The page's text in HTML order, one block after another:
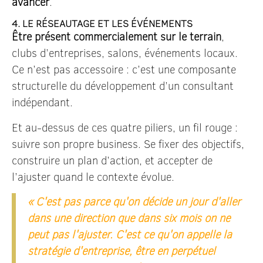
4. LE RÉSEAUTAGE ET LES ÉVÉNEMENTS
Être présent commercialement sur le terrain,
clubs d’entreprises, salons, événements locaux.
Ce n’est pas accessoire : c’est une composante
structurelle du développement d’un consultant
indépendant.
Et au-dessus de ces quatre piliers, un fil rouge :
suivre son propre business. Se fixer des objectifs,
construire un plan d’action, et accepter de
l’ajuster quand le contexte évolue.
« C'est pas parce qu'on décide un jour d'aller
dans une direction que dans six mois on ne
peut pas l'ajuster. C'est ce qu'on appelle la
stratégie d'entreprise, être en perpétuel